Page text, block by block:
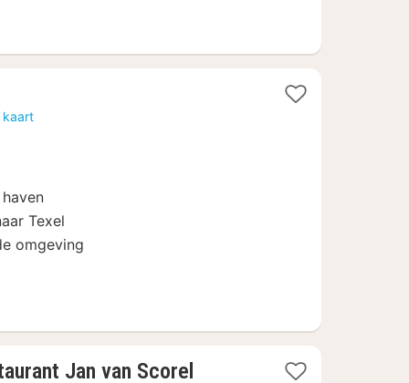
kaart
Texel
omgeving
Jan van Scorel